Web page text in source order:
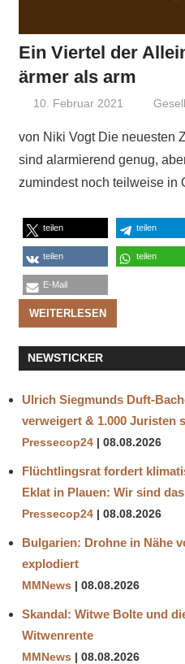
Ein Viertel der
ärmer als arm
10. Februar 2021 Niki
von Niki Vogt Die neuesten
sind alarmierend genug,
zumindest noch teilweise in
teilen teilen
teilen teilen
E-Mail
WEITERLESEN
NEWSTICKER
Ulrich Siegmunds Duft-
verweigert & 1.000 Juristen
Pressecop24 08.08.2026
Flüchtlingsrat fordert
Eklat in Plauen: Wir sind
Pressecop24 08.08.2026
Bulgarien: Drohne in Nähe
explodiert
MMNews 08.08.2026
Skandal: Witwe Bolte und
Witwenrente
MMNews 08.08.2026